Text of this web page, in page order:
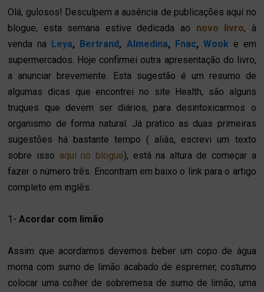
Olá, gulosos! Desculpem a ausência de publicações aqui no
blogue, esta semana estive dedicada ao novo livro, à
venda na
Leya, Bertrand , Almedina, Fnac, Wooke em
supermercados. Hoje confirmei outra apresentação do livro,
a anunciar brevemente. Esta sugestão é um resumo de
algumas dicas que encontrei no site Health, são alguns
truques que devem ser diários, para desintoxicarmos o
organismo de forma natural. Já pratico as duas primeiras
sugestões há bastante tempo ( aliás, escrevi um texto
sobre isso aqui no blogue), está na altura de começar a
fazer o número três. Encontram em baixo o link para o artigo
completo em inglês.
1-Acordar com limão
Assim que acordamos devemos beber um copo de água
morna com sumo de limão acabado de espremer, costumo
colocar uma colher de sobremesa de sumo de limão, uma